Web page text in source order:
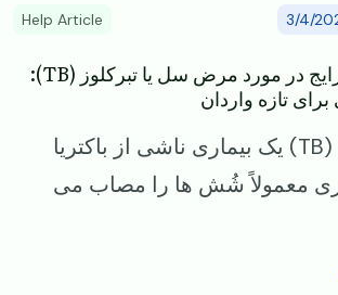
Help Article
پاسخ به سوالات رایج در مورد مرض سل یا تبرکلوز (TB):
تازه‌ واردان
توبرکلوز یا سل (TB) یک بیماری ناشی از باکتریا
معمولاً شُش‌ ها را مصاب می